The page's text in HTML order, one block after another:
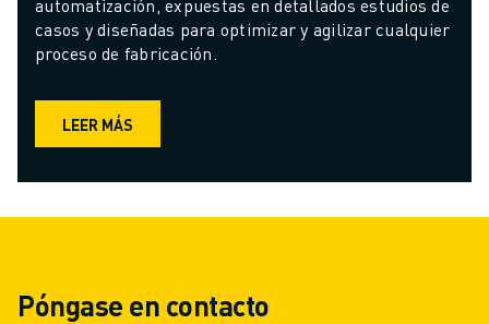
automatización, expuestas en detallados estudios de
casos y diseñadas para optimizar y agilizar cualquier
proceso de fabricación.
LEER MÁS
Póngase en contacto